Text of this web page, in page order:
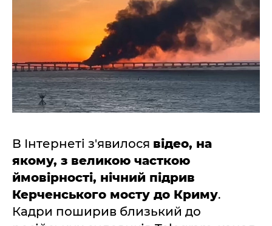
В Інтернеті з'явилося відео, на
якому, з великою часткою
ймовірності, нічний підрив
Керченського мосту до Криму.
Кадри поширив близький до